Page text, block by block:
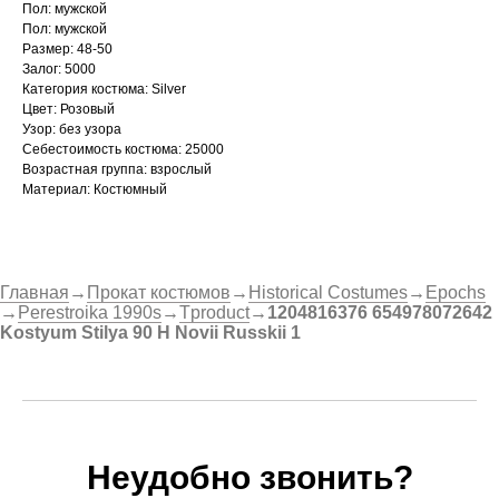
Пол: мужской
Пол: мужской
Размер: 48-50
Залог: 5000
Категория костюма: Silver
Цвет: Розовый
Узор: без узора
Себестоимость костюма: 25000
Возрастная группа: взрослый
Материал: Костюмный
Главная → Прокат костюмов → Historical Costumes→ Epochs
→ Perestroika 1990s→Tproduct→ 1204816376 654978072642
Kostyum Stilya 90 H Novii Russkii 1
Неудобно звонить?